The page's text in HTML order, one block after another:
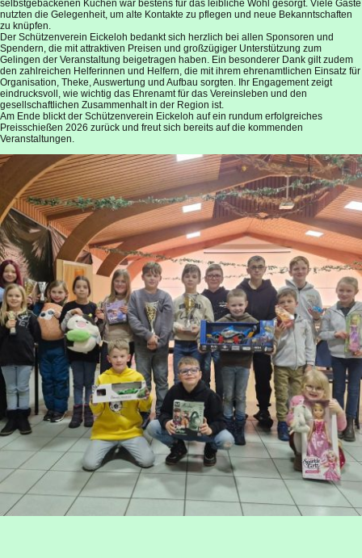
selbstgebackenen Kuchen war bestens für das leibliche Wohl gesorgt. Viele Gäste
nutzten die Gelegenheit, um alte Kontakte zu pflegen und neue Bekanntschaften
zu knüpfen.
Der Schützenverein Eickeloh bedankt sich herzlich bei allen Sponsoren und
Spendern, die mit attraktiven Preisen und großzügiger Unterstützung zum
Gelingen der Veranstaltung beigetragen haben. Ein besonderer Dank gilt zudem
den zahlreichen Helferinnen und Helfern, die mit ihrem ehrenamtlichen Einsatz für
Organisation, Theke, Auswertung und Aufbau sorgten. Ihr Engagement zeigt
eindrucksvoll, wie wichtig das Ehrenamt für das Vereinsleben und den
gesellschaftlichen Zusammenhalt in der Region ist.
Am Ende blickt der Schützenverein Eickeloh auf ein rundum erfolgreiches
Preisschießen 2026 zurück und freut sich bereits auf die kommenden
Veranstaltungen.